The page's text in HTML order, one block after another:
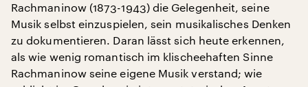
Rachmaninow (1873-1943) die Gelegenheit, seine
Musik selbst einzuspielen, sein musikalisches Denken
zu dokumentieren. Daran lässt sich heute erkennen,
als wie wenig romantisch im klischeehaften Sinne
Rachmaninow seine eigene Musik verstand; wie